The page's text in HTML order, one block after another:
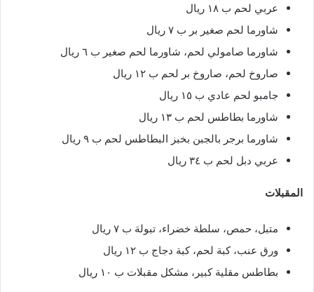
عربي لحم ب ١٨ ريال
شاورما لحم صغير بر ب ٧ ريال
شاورما صامولي لحم، شاورما لحم صغير ب ٦ ريال
صاروخ لحم، صاروخ بر لحم ب ١٢ ريال
جامبو لحم عادي ب ١٥ ريال
شاورما بطاطس لحم ب ١٣ ريال
شاورما برجر بالجبن بخبز البطاطس لحم ب ٩ ريال
عربي دبل لحم ب ٣٤ ريال
المقبلات
متبل، حمص، سلطة خضراء، تبولة ب ٧ ريال
ورق عنب، كبة لحم، كبة دجاج ب ١٢ ريال
بطاطس مقلية كبير، مشكل مقبلات ب ١٠ ريال